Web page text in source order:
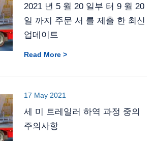
2021 년 5 월 20 일부 터 9 월 20
일 까지 주문 서 를 제출 한 최신
업데이트
Read More >
17 May 2021
세 미 트레일러 하역 과정 중의
주의사항